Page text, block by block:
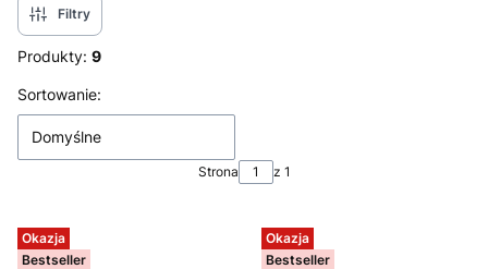
Filtry
Produkty: 9
Lista produktów
Sortowanie:
Domyślne
Strona z 1
Okazja
Bestseller
Okazja
Bestseller